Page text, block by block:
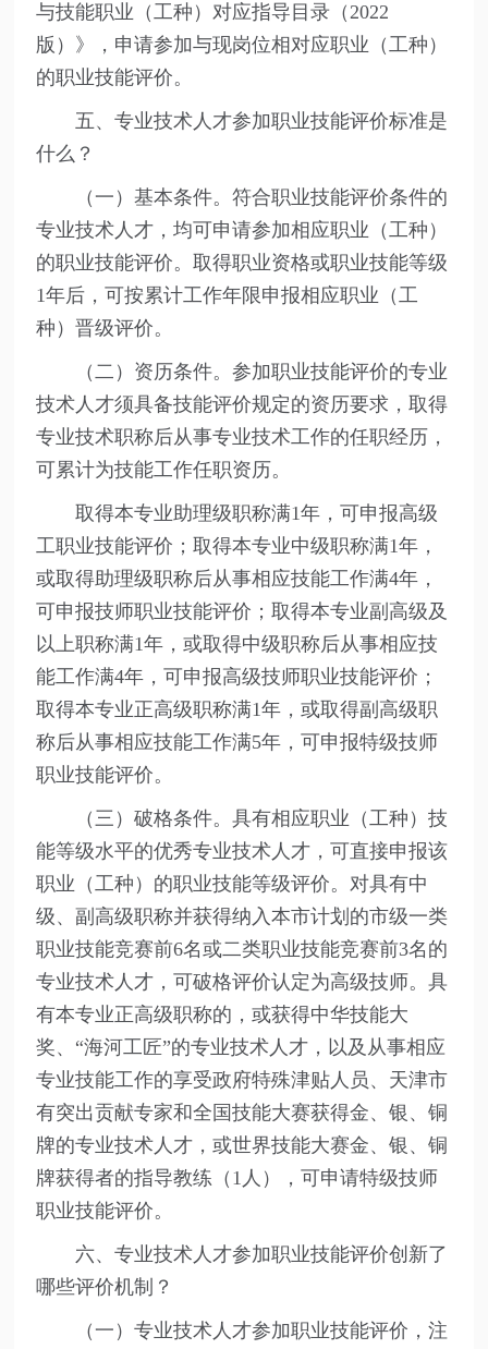
与技能职业（工种）对应指导目录（2022
版）》，申请参加与现岗位相对应职业（工种）
的职业技能评价。
五、专业技术人才参加职业技能评价标准是
什么？
（一）基本条件。符合职业技能评价条件的
专业技术人才，均可申请参加相应职业（工种）
的职业技能评价。取得职业资格或职业技能等级
1年后，可按累计工作年限申报相应职业（工
种）晋级评价。
（二）资历条件。参加职业技能评价的专业
技术人才须具备技能评价规定的资历要求，取得
专业技术职称后从事专业技术工作的任职经历，
可累计为技能工作任职资历。
取得本专业助理级职称满1年，可申报高级
工职业技能评价；取得本专业中级职称满1年，
或取得助理级职称后从事相应技能工作满4年，
可申报技师职业技能评价；取得本专业副高级及
以上职称满1年，或取得中级职称后从事相应技
能工作满4年，可申报高级技师职业技能评价；
取得本专业正高级职称满1年，或取得副高级职
称后从事相应技能工作满5年，可申报特级技师
职业技能评价。
（三）破格条件。具有相应职业（工种）技
能等级水平的优秀专业技术人才，可直接申报该
职业（工种）的职业技能等级评价。对具有中
级、副高级职称并获得纳入本市计划的市级一类
职业技能竞赛前6名或二类职业技能竞赛前3名的
专业技术人才，可破格评价认定为高级技师。具
有本专业正高级职称的，或获得中华技能大
奖、“海河工匠”的专业技术人才，以及从事相应
专业技能工作的享受政府特殊津贴人员、天津市
有突出贡献专家和全国技能大赛获得金、银、铜
牌的专业技术人才，或世界技能大赛金、银、铜
牌获得者的指导教练（1人），可申请特级技师
职业技能评价。
六、专业技术人才参加职业技能评价创新了
哪些评价机制？
（一）专业技术人才参加职业技能评价，注